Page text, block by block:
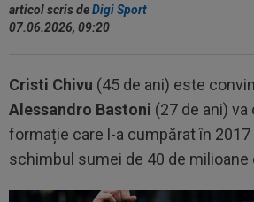
articol scris deDigi Sport
07.06.2026, 09:20
Cristi Chivu (45 de ani) este
Alessandro Bastoni (27 de ani) va
formație care l-a cumpărat în 2017
schimbul sumei de 40 de milioane